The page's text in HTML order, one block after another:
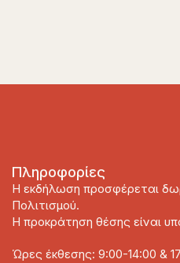
Πληροφορίες
Η εκδήλωση προσφέρεται
Πολιτισμού.
Η προκράτηση θέσης είναι
Ώρες έκθεσης: 9:00-14:00 &